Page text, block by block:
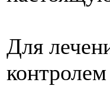
Для